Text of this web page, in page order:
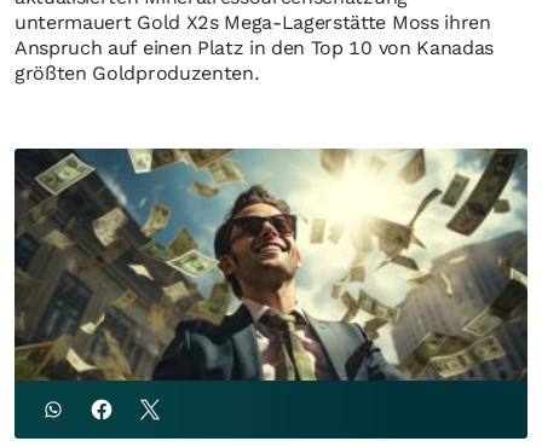
untermauert Gold X2s Mega-Lagerstätte Moss ihren
Anspruch auf einen Platz in den Top 10 von Kanadas
größten Goldproduzenten.